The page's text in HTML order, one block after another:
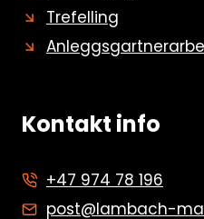
Trefelling
Kontakt info
+47 974 78 196
post@lambach-